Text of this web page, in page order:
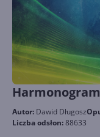
Autor: Dawid Długosz
Liczba odsłon:88633